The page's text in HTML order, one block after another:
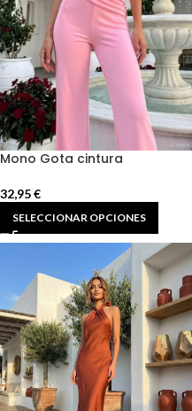
Mono Gota cintura
32,95€
SELECCIONAR OPCIONES